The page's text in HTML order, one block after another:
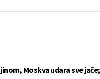
Moskva udara sve